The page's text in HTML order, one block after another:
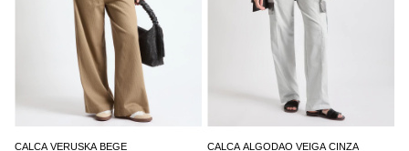
CALCA VERUSKA BEGE CALCA ALGODAO VEIGA CINZA